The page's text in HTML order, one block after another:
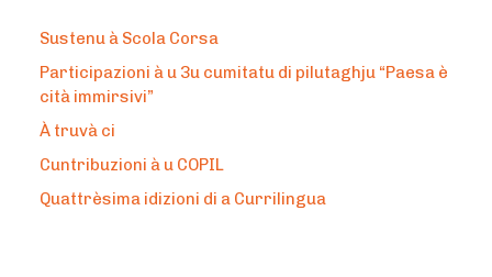
Sustenu à Scola Corsa
Participazioni à u 3u cumitatu di pilutaghju “Paesa è
cità immirsivi”
À truvà ci
Cuntribuzioni à u COPIL
Quattrèsima idizioni di a Currilingua